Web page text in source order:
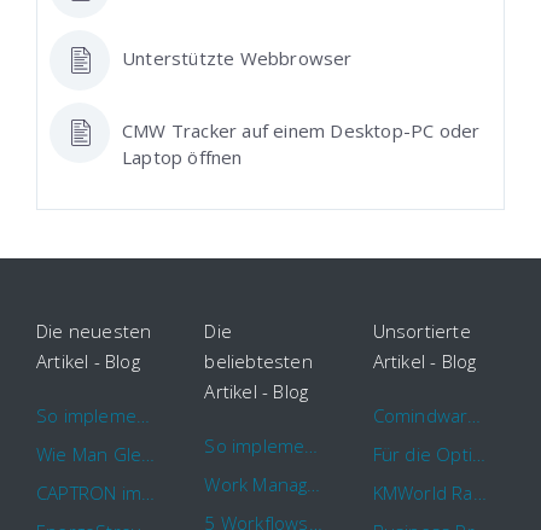
Unterstützte Webbrowser
CMW Tracker auf einem Desktop-PC oder
Laptop öffnen
Die neuesten
Artikel - Blog
So implementieren Sie BPMS erfolgreich in Ihrem Unternehmen
Wie Man Gleichzeitig Mehrere Projekte Leitet – 5 Dinge Die Sie Wissen Sollten
CAPTRON implementiert Comindware für die durchgehende „Order to Assemble“-Prozessautomatisierung
Die
beliebtesten
Artikel - Blog
So implementieren Sie BPMS erfolgreich in Ihrem Unternehmen
Work Management Tools und Online Collaboration
5 Workflows für Genehmigungsprozesse, die Sie mit Comindware Tracker automatisieren können
Unsortierte
Artikel - Blog
Comindware Project erweitert Funktionalitäten für Projektteams
Für die Optimierung von Arbeitsabläufen sind Cloud Automation Tools die erste Wahl
KMWorld Ranking: Comindware unter den TOP 100